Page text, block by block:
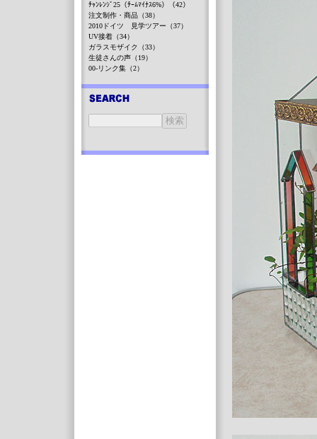
ﾁｬﾝﾚﾝｼﾞ25（ﾁｰﾑﾏｲﾅｽ6%）（42）
注文制作・商品（38）
2010ドイツ 見学ツアー（37）
UV接着（34）
ガラスモザイク（33）
生徒さんの声（19）
00-リンク集（2）